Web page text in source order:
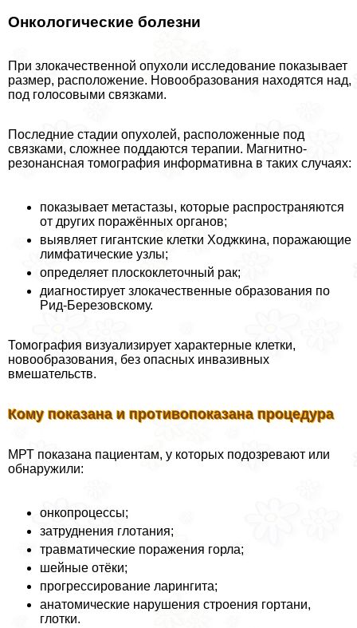
Онкологические болезни
При злокачественной опухоли исследование показывает
размер, расположение. Новообразования находятся над,
под голосовыми связками.
Последние стадии опухолей, расположенные под
связками, сложнее поддаются терапии. Магнитно-
резонансная томография информативна в таких случаях:
показывает метастазы, которые распространяются
от других поражённых органов;
выявляет гигантские клетки Ходжкина, поражающие
лимфатические узлы;
определяет плоскоклеточный paк;
диагностирует злокачественные образования по
Рид-Березовскому.
Томография визуализирует хаpaктерные клетки,
новообразования, без опасных инвазивных
вмешательств.
Кому показана и противопоказана процедypa
МРТ показана пациентам, у которых подозревают или
обнаружили:
онкопроцессы;
затруднения глотания;
травматические поражения горла;
шейные отёки;
прогрессирование ларингита;
анатомические нарушения строения гортани,
глотки.